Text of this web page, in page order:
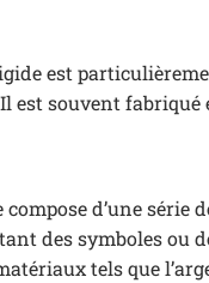
est
est souvent
compose d’une
des symboles ou
tels que